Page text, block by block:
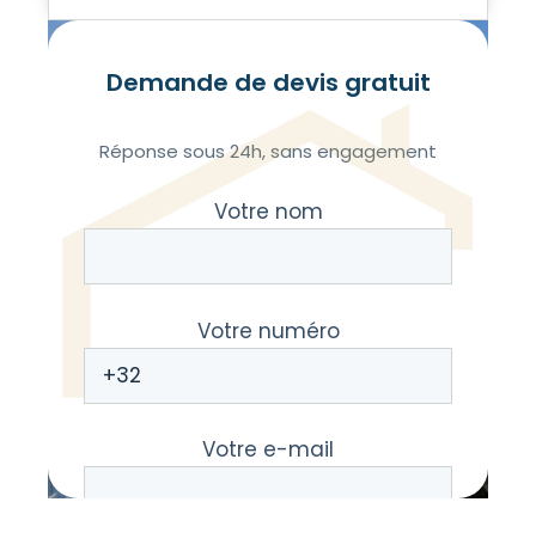
Demande de devis gratuit
Réponse sous 24h, sans engagement
Votre nom
Votre numéro
Votre e-mail